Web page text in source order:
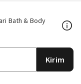
Bath & Body
Kirim